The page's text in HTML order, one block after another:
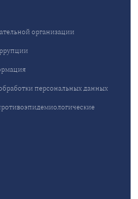
организации
персональных данных